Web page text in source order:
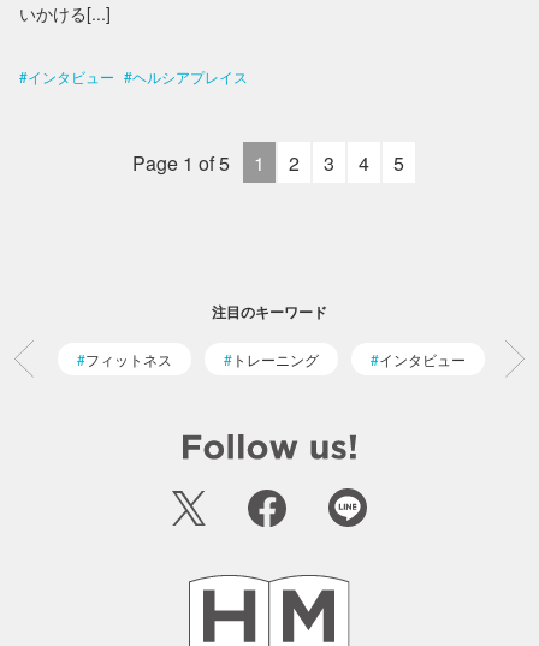
いかける[...]
インタビュー ヘルシアプレイス
Page 1 of 5 1 2 3 4 5
注目のキーワード
フィットネス トレーニング インタビュー